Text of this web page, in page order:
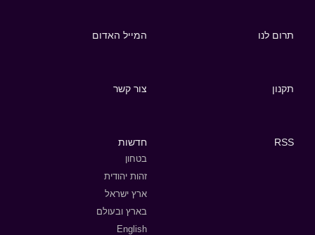
תרום לנו המייל האדום
תקנון צור קשר
RSS חדשות
בטחון
זהות יהודית
ארץ ישראל
בארץ ובעולם
English